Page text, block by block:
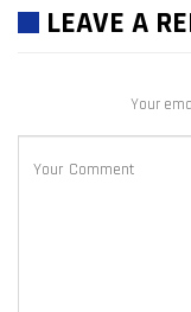
LEAVE A
Your